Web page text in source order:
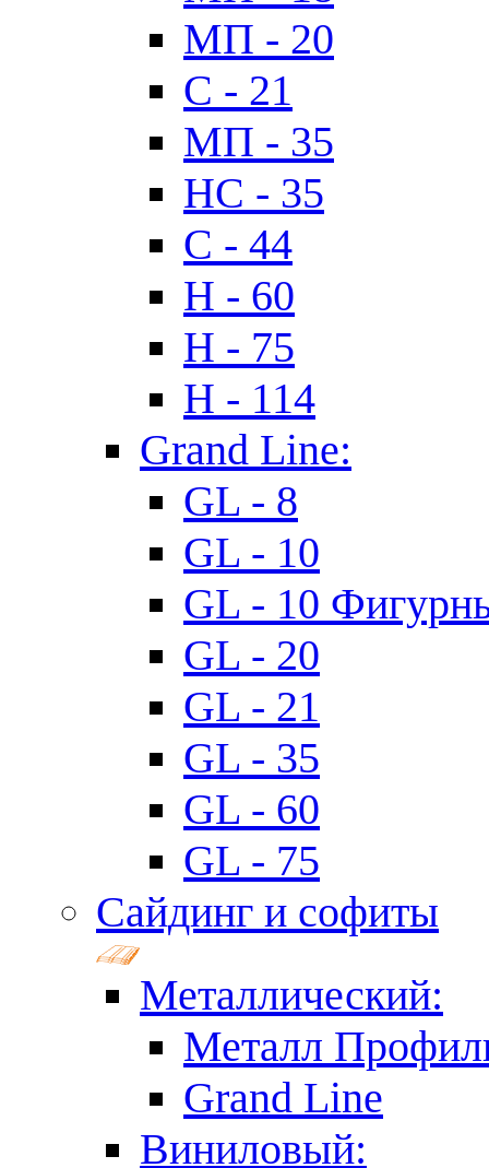
МП - 20
C - 21
МП - 35
HC - 35
C - 44
H - 60
H - 75
H - 114
Grand Line:
GL - 8
GL - 10
GL - 10
GL - 20
GL - 21
GL - 35
GL - 60
GL - 75
Сайдинг и софиты
Металлический:
Металл
Grand Line
Виниловый: